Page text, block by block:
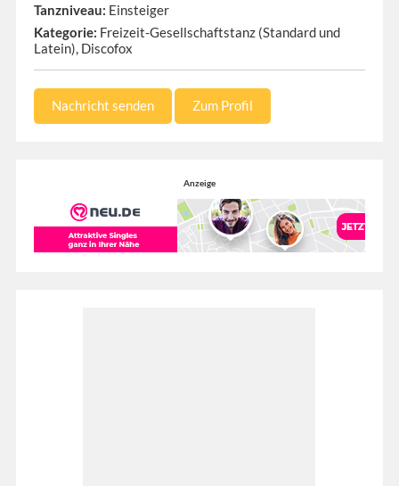
Tanzniveau: Einsteiger
Kategorie: Freizeit-Gesellschaftstanz (Standard und
Latein), Discofox
Nachricht senden Zum Profil
Anzeige